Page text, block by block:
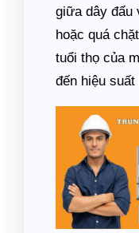
giữa dây đấu
hoặc quá
tuổi thọ của
đến hiệu